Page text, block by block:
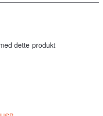
dette produkt